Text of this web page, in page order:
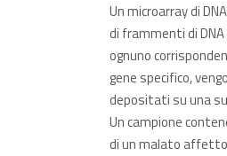
Un microarray di
di frammenti di DNA
ognuno
gene specifico,
depositati su una
Un campione
di un malato